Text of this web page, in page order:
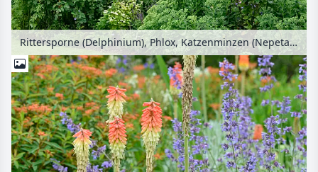
Rittersporne (Delphinium), Phlox, Katzenminzen (Nepeta) und Rosen (Rosa)